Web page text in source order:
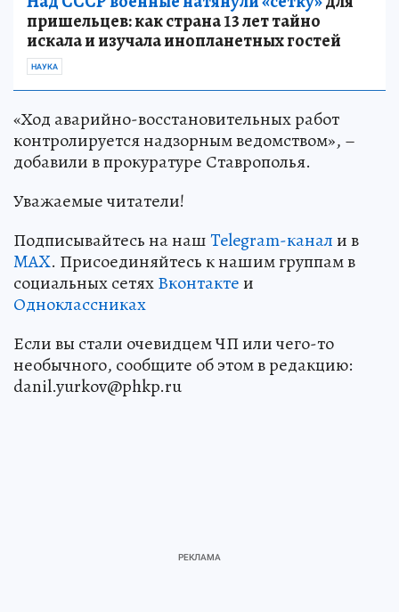
пришельцев: как страна 13 лет тайно
искала и изучала инопланетных гостей
НАУКА
«Ход аварийно-восстановительных работ
контролируется надзорным ведомством», –
добавили в прокуратуре Ставрополья.
Уважаемые читатели!
Подписывайтесь на нашTelegram-канали в
MAX. Присоединяйтесь к нашим группам в
социальных сетяхВконтактеи
Одноклассниках
Если вы стали очевидцем ЧП или чего-то
необычного, сообщите об этом в редакцию:
danil.yurkov@phkp.ru